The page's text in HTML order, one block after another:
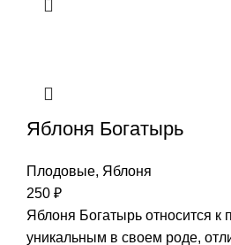
Яблоня Богатырь
Плодовые, Яблоня
250 ₽
Яблоня Богатырь относится к
уникальным в своем роде,